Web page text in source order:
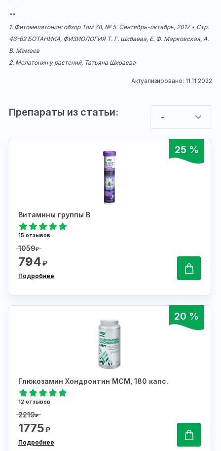
**
1. Фитомелатонин: обзор Том 78, № 5. Сентябрь-октябрь, 2017 • Стр.
46–62 БОТАНИКА, ФИЗИОЛОГИЯ Т. Г. Шибаева, Е. Ф. Марковская, А.
В. Мамаев
2. Мелатонин у растений, Татьяна Шибаева
Актуализировано: 11.11.2022
Препараты из статьи: -
25 %
Витамины группы В
15 отзывов
1059₽
794₽
Подробнее
20 %
Глюкозамин Хондроитин МСМ, 180 капс.
12 отзывов
2219₽
1775₽
Подробнее